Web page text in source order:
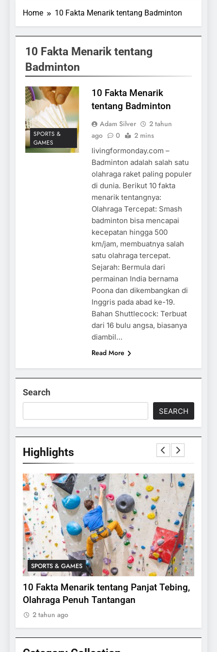
Home 10 Fakta Menarik tentang Badminton
10 Fakta Menarik tentang
Badminton
SPORTS &
GAMES
10 Fakta Menarik
tentang Badminton
Adam Silver
2 tahun
ago
0 2 mins
livingformonday.com –
Badminton adalah salah satu
olahraga raket paling populer
di dunia. Berikut 10 fakta
menarik tentangnya:
Olahraga Tercepat: Smash
badminton bisa mencapai
kecepatan hingga 500
km/jam, membuatnya salah
satu olahraga tercepat.
Sejarah: Bermula dari
permainan India bernama
Poona dan dikembangkan di
Inggris pada abad ke-19.
Bahan Shuttlecock: Terbuat
dari 16 bulu angsa, biasanya
diambil…
Read More
Search
SEARCH
Highlights
SPORTS & GAMES
10 Fakta Menarik tentang Panjat Tebing,
Olahraga Penuh Tantangan
2 tahun ago